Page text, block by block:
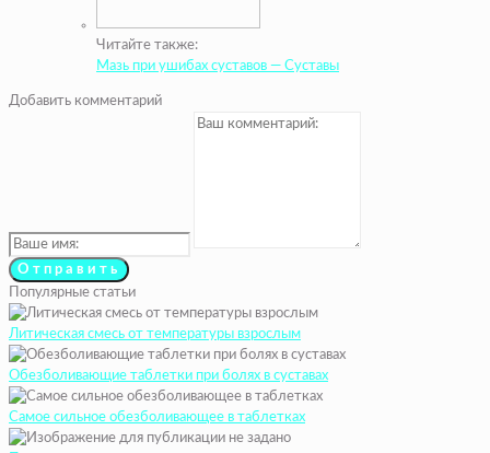
Читайте также:
Мазь при ушибах суставов — Суставы
Добавить комментарий
Популярные статьи
Литическая смесь от температуры взрослым
Обезболивающие таблетки при болях в суставах
Самое сильное обезболивающее в таблетках